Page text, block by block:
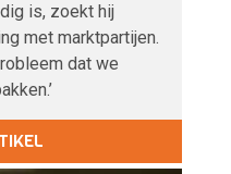
is, zoekt hij
met marktpartijen.
dat we